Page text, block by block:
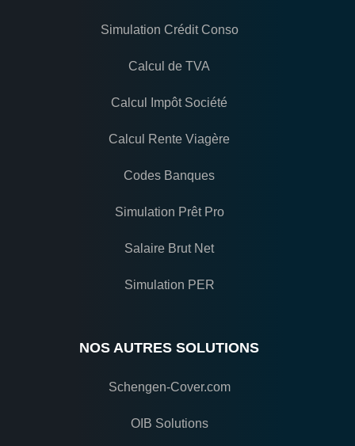
Simulation Crédit Conso
Calcul de TVA
Calcul Impôt Société
Calcul Rente Viagère
Codes Banques
Simulation Prêt Pro
Salaire Brut Net
Simulation PER
NOS AUTRES SOLUTIONS
Schengen-Cover.com
OIB Solutions